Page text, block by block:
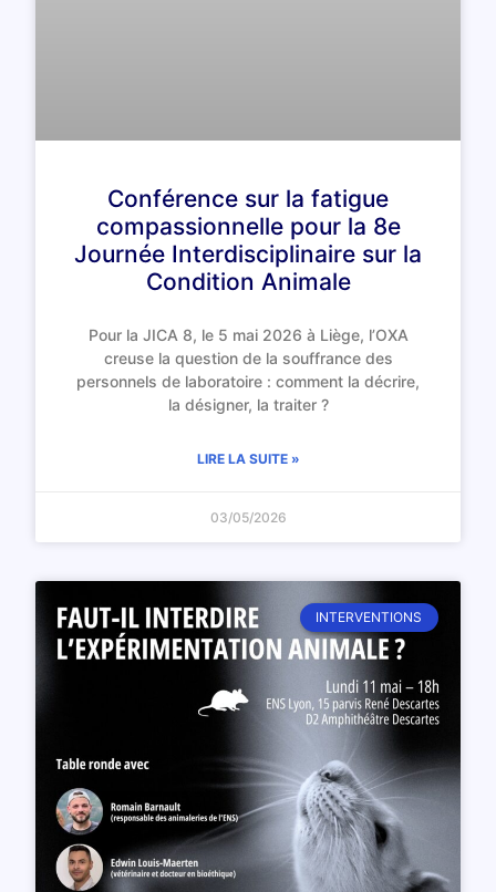
Conférence sur la fatigue
compassionnelle pour la 8e
Journée Interdisciplinaire sur la
Condition Animale
Pour la JICA 8, le 5 mai 2026 à Liège, l’OXA
creuse la question de la souffrance des
personnels de laboratoire : comment la décrire,
la désigner, la traiter ?
LIRE LA SUITE »
03/05/2026
INTERVENTIONS